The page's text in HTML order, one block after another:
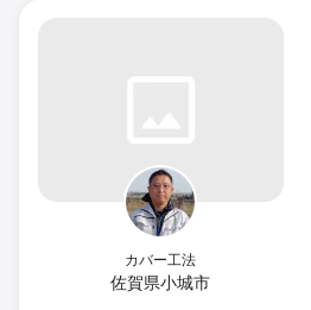
カバー工法
佐賀県小城市